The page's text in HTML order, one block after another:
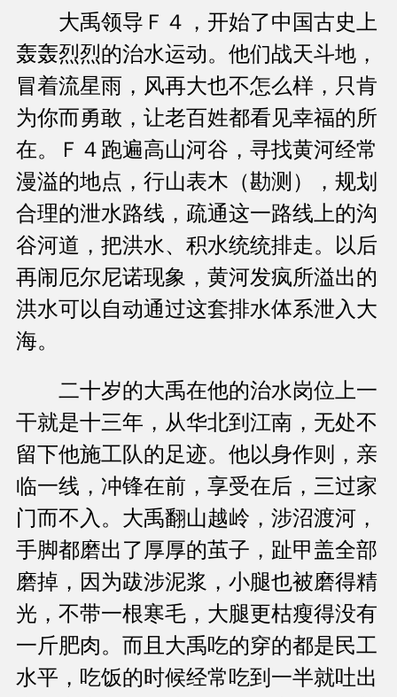
大禹领导Ｆ４，开始了中国古史上
轰轰烈烈的治水运动。他们战天斗地，
冒着流星雨，风再大也不怎么样，只肯
为你而勇敢，让老百姓都看见幸福的所
在。Ｆ４跑遍高山河谷，寻找黄河经常
漫溢的地点，行山表木（勘测），规划
合理的泄水路线，疏通这一路线上的沟
谷河道，把洪水、积水统统排走。以后
再闹厄尔尼诺现象，黄河发疯所溢出的
洪水可以自动通过这套排水体系泄入大
海。
二十岁的大禹在他的治水岗位上一
干就是十三年，从华北到江南，无处不
留下他施工队的足迹。他以身作则，亲
临一线，冲锋在前，享受在后，三过家
门而不入。大禹翻山越岭，涉沼渡河，
手脚都磨出了厚厚的茧子，趾甲盖全部
磨掉，因为跋涉泥浆，小腿也被磨得精
光，不带一根寒毛，大腿更枯瘦得没有
一斤肥肉。而且大禹吃的穿的都是民工
水平，吃饭的时候经常吃到一半就吐出